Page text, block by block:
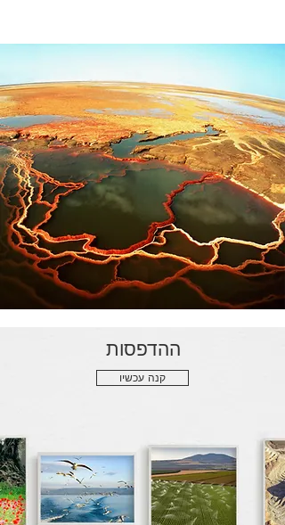
ההדפסות
קנה עכשיו